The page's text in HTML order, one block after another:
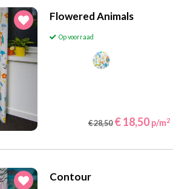
(19) Flowered Animals
Op voorraad
€ 28,50 € 18,50 p/m2
Contour